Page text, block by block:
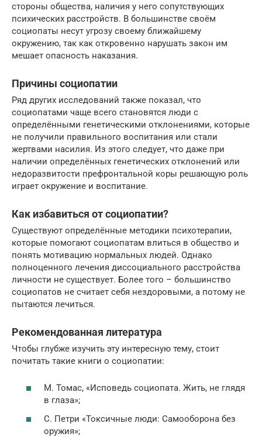
стороны общества, наличия у него сопутствующих
психических расстройств. В большинстве своём
социопаты несут угрозу своему ближайшему
окружению, так как откровенно нарушать закон им
мешает опасность наказания.
Причины социопатии
Ряд других исследований также показал, что
социопатами чаще всего становятся люди с
определёнными генетическими отклонениями, которые
не получили правильного воспитания или стали
жертвами насилия. Из этого следует, что даже при
наличии определённых генетических отклонений или
недоразвитости префронтальной коры решающую роль
играет окружение и воспитание.
Как избавиться от социопатии?
Существуют определённые методики психотерапии,
которые помогают социопатам влиться в общество и
понять мотивацию нормальных людей. Однако
полноценного лечения диссоциального расстройства
личности не существует. Более того – большинство
социопатов не считает себя нездоровыми, а потому не
пытаются лечиться.
Рекомендованная литература
Чтобы глубже изучить эту интересную тему, стоит
почитать такие книги о социопатии:
М. Томас, «Исповедь социопата. Жить, не глядя
в глаза»;
С. Петри «Токсичные люди: Самооборона без
оружия»;